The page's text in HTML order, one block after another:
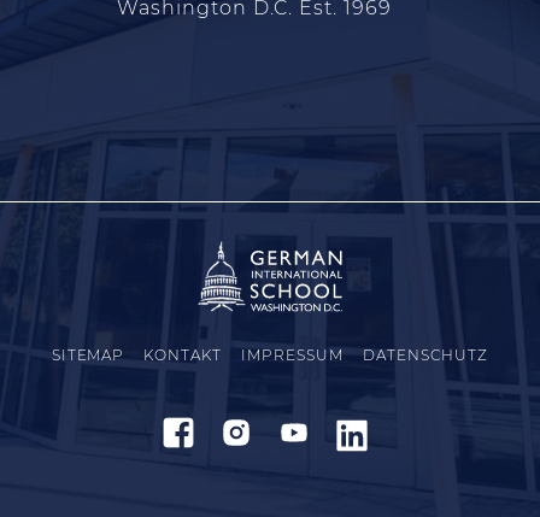
Washington D.C. Est. 1969
SITEMAP KONTAKT IMPRESSUM DATENSCHUTZ